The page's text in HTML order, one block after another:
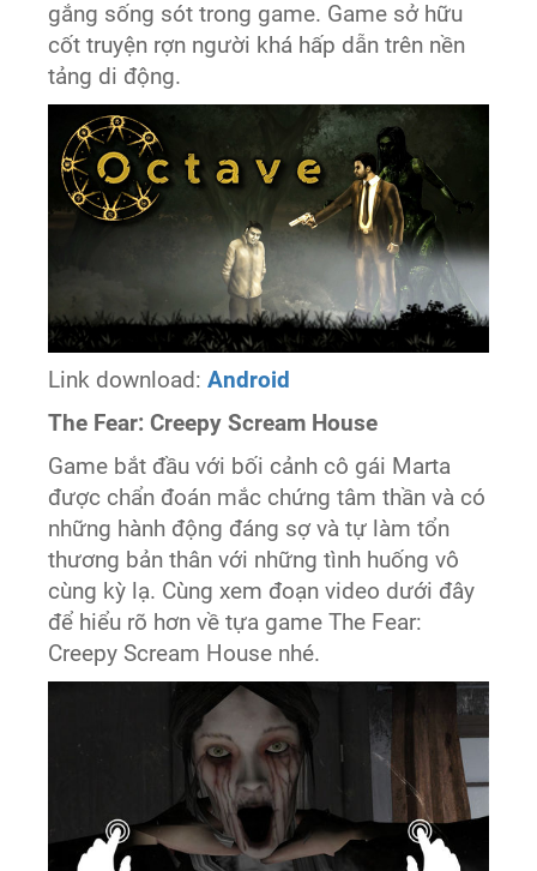
gắng sống sót trong game. Game sở hữu
cốt truyện rợn người khá hấp dẫn trên nền
tảng di động.
Link download: Android
The Fear: Creepy Scream House
Game bắt đầu với bối cảnh cô gái Marta
được chẩn đoán mắc chứng tâm thần và có
những hành động đáng sợ và tự làm tổn
thương bản thân với những tình huống vô
cùng kỳ lạ. Cùng xem đoạn video dưới đây
để hiểu rõ hơn về tựa game The Fear:
Creepy Scream House nhé.